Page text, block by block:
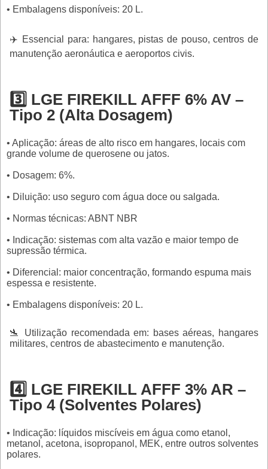
• Embalagens disponíveis: 20 L.
✈️ Essencial para: hangares, pistas de pouso, centros de
manutenção aeronáutica e aeroportos civis.
3️⃣ LGE FIREKILL AFFF 6% AV –
Tipo 2 (Alta Dosagem)
• Aplicação: áreas de alto risco em hangares, locais com
grande volume de querosene ou jatos.
• Dosagem: 6%.
• Diluição: uso seguro com água doce ou salgada.
• Normas técnicas: ABNT NBR
• Indicação: sistemas com alta vazão e maior tempo de
supressão térmica.
• Diferencial: maior concentração, formando espuma mais
espessa e resistente.
• Embalagens disponíveis: 20 L.
🛬 Utilização recomendada em: bases aéreas, hangares
militares, centros de abastecimento e manutenção.
4️⃣ LGE FIREKILL AFFF 3% AR –
Tipo 4 (Solventes Polares)
• Indicação: líquidos miscíveis em água como etanol,
metanol, acetona, isopropanol, MEK, entre outros solventes
polares.